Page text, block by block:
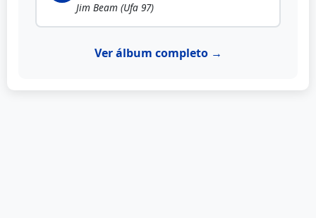
Jim Beam (Ufa 97)
Ver álbum completo →